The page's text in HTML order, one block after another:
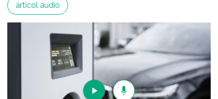
articol audio